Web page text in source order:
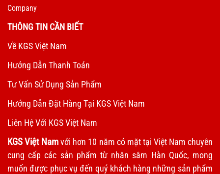
Company
THÔNG TIN CẦN BIẾT
Về KGS Việt Nam
Hướng Dẫn Thanh Toán
Tư Vấn Sử Dụng Sản Phẩm
Hướng Dẫn Đặt Hàng Tại KGS Việt Nam
Liên Hệ Với KGS Việt Nam
KGS Việt Namvới hơn 10 năm có mặt tại Việt Nam chuyên
cung cấp các sản phẩm từ nhân sâm Hàn Quốc, mong
muốn được phục vụ đến quý khách hàng những sản phẩm